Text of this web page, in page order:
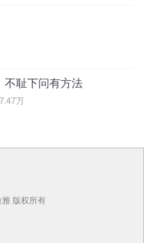
不耻下问有方法
万
雅 版权所有